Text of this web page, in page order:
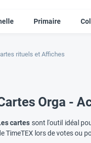
Primaire
rituels et Affiches
Orga -
cartes sont l'outil idéal
TimeTEX lors de votes ou